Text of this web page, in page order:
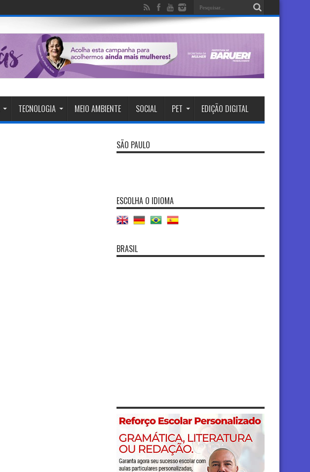
TECNOLOGIA MEIO AMBIENTE SOCIAL PET EDIÇÃO DIGITAL
SÃO PAULO
ESCOLHA O IDIOMA
BRASIL